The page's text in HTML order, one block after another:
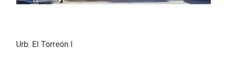
Urb. El Torreón I